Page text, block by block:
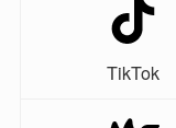
TikTok